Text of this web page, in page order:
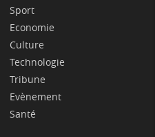
Sport
Economie
Culture
Technologie
Tribune
Evènement
Santé